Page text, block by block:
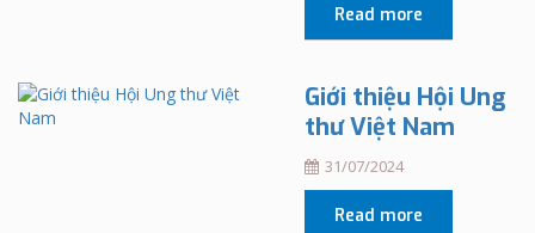
Read more
Giới thiệu Hội Ung
thư Việt Nam
31/07/2024
Read more